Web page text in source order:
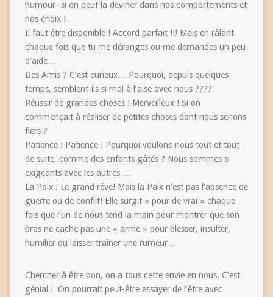
humour- si on peut la deviner dans nos comportements et
nos choix !
Il faut être disponible ! Accord parfait !!! Mais en râlant
chaque fois que tu me déranges ou me demandes un peu
d’aide…
Des Amis ? C’est curieux… Pourquoi, depuis quelques
temps, semblent-ils si mal à l’aise avec nous ????
Réussir de grandes choses ! Merveilleux ! Si on
commençait à réaliser de petites choses dont nous serions
fiers ?
Patience ! Patience ! Pourquoi voulons-nous tout et tout
de suite, comme des enfants gâtés ? Nous sommes si
exigeants avec les autres …
La Paix ! Le grand rêve! Mais la Paix n’est pas l’absence de
guerre ou de conflit! Elle surgit « pour de vrai » chaque
fois que l’un de nous tend la main pour montrer que son
bras ne cache pas une « arme » pour blesser, insulter,
humilier ou laisser traîner une rumeur…
Chercher à être bon, on a tous cette envie en nous. C’est
génial ! On pourrait peut-être essayer de l’être avec